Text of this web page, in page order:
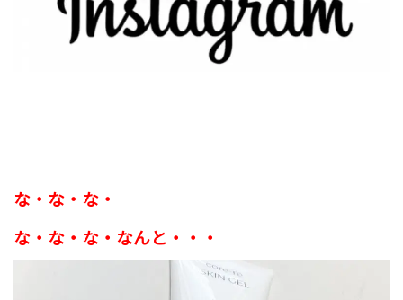
な・な・な・
な・な・な・なんと・・・